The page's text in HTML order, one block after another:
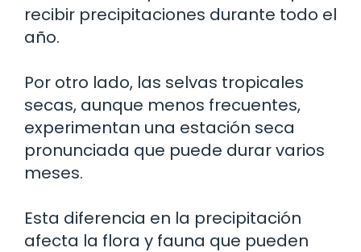
recibir precipitaciones durante todo el
año.
Por otro lado, las selvas tropicales
secas, aunque menos frecuentes,
experimentan una estación seca
pronunciada que puede durar varios
meses.
Esta diferencia en la precipitación
afecta la flora y fauna que pueden